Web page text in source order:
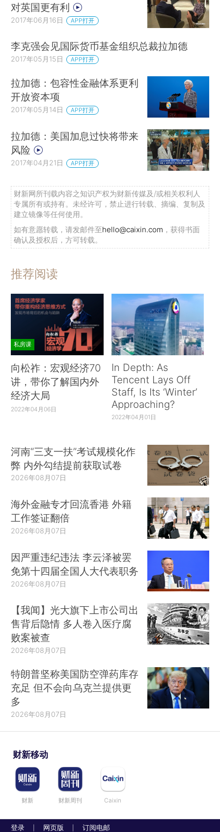
对英国更有利
2017年06月16日 APP打开
李克强会见国际货币基金组织总裁拉加德
2017年05月15日 APP打开
拉加德：包容性金融体系更利
开放资本项
2017年05月14日 APP打开
拉加德：美国加息过快将带来
风险
2017年04月21日 APP打开
财新网所刊载内容之知识产权为财新传媒及/或相关权利人
专属所有或持有。未经许可，禁止进行转载、摘编、复制及
建立镜像等任何使用。
如有意愿转载，请发邮件至hello@caixin.com ，获得书面
确认及授权后，方可转载。
推荐阅读
私房课
向松祚：宏观经济70
讲，带你了解国内外
经济大局
2022年04月06日
In Depth: As
Tencent Lays Off
Staff, Is Its ‘Winter’
Approaching?
2022年04月01日
河南“三支一扶”考试规模化作
弊 内外勾结提前获取试卷
2026年08月07日
海外金融专才回流香港 外籍
工作签证翻倍
2026年08月07日
因严重违纪违法 李云泽被罢
免第十四届全国人大代表职务
2026年08月07日
【我闻】光大旗下上市公司出
售背后隐情 多人卷入医疗腐
败案被查
2026年08月07日
特朗普坚称美国防空弹药库存
充足 但不会向乌克兰提供更
多
2026年08月07日
财新移动
财新 财新周刊 Caixin
登录 网页版 订阅电邮